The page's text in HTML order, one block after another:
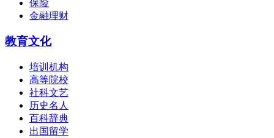
保险
金融理财
教育文化
培训机构
高等院校
社科文艺
历史名人
百科辞典
出国留学